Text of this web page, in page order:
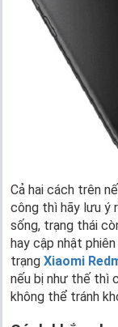
Cả hai cách trên
công thì hãy lưu ý
sống, trạng thái
hay cập nhật
trạng Xiaomi
nếu bị như thế thì
không thể tránh